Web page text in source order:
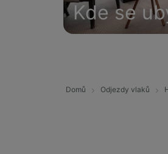
Kde se
Domů Odjezdy vlaků